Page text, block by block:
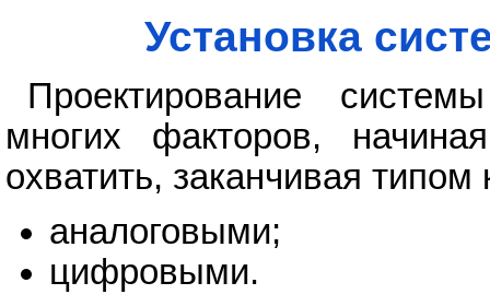
Установка
Проектирование
многих факторов,
охватить, заканчивая
аналоговыми;
цифровыми.